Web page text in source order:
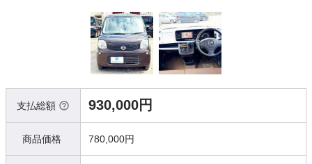
支払総額 930,000円
商品価格 780,000円